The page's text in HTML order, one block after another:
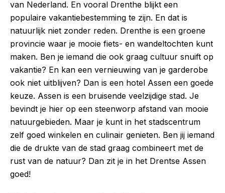
van Nederland. En vooral Drenthe blijkt een
populaire vakantiebestemming te zijn. En dat is
natuurlijk niet zonder reden. Drenthe is een groene
provincie waar je mooie fiets- en wandeltochten kunt
maken. Ben je iemand die ook graag cultuur snuift op
vakantie? En kan een vernieuwing van je garderobe
ook niet uitblijven? Dan is een hotel Assen een goede
keuze. Assen is een bruisende veelzijdige stad. Je
bevindt je hier op een steenworp afstand van mooie
natuurgebieden. Maar je kunt in het stadscentrum
zelf goed winkelen en culinair genieten. Ben jij iemand
die de drukte van de stad graag combineert met de
rust van de natuur? Dan zit je in het Drentse Assen
goed!